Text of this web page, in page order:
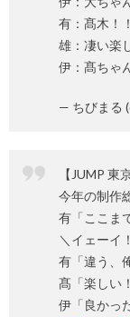
有：髙木！！
雄：凄い楽
伊：髙ちゃ
— ちびまる
【JUMP 東
今年の制作
有「ここま
＼イェーイ
有「違う、
髙「楽しい
伊「良かっ